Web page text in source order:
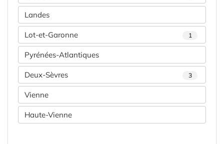
Landes
Lot-et-Garonne 1
Pyrénées-Atlantiques
Deux-Sèvres 3
Vienne
Haute-Vienne